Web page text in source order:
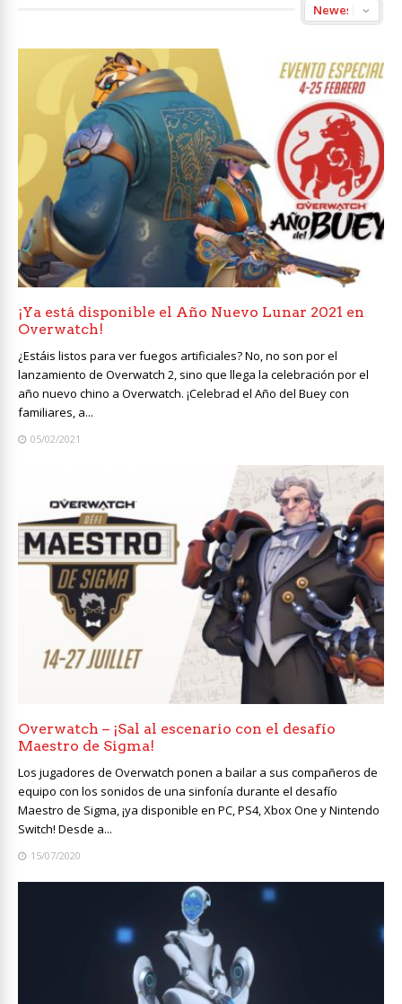
¡Ya está disponible el Año Nuevo Lunar 2021 en
Overwatch!
¿Estáis listos para ver fuegos artificiales? No, no son por el
lanzamiento de Overwatch 2, sino que llega la celebración por el
año nuevo chino a Overwatch. ¡Celebrad el Año del Buey con
familiares, a...
05/02/2021
Overwatch – ¡Sal al escenario con el desafío
Maestro de Sigma!
Los jugadores de Overwatch ponen a bailar a sus compañeros de
equipo con los sonidos de una sinfonía durante el desafío
Maestro de Sigma, ¡ya disponible en PC, PS4, Xbox One y Nintendo
Switch! Desde a...
15/07/2020